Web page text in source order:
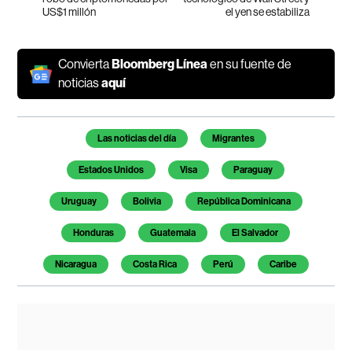
US$1 millón
el yen se estabiliza
Convierta Bloomberg Líneaen su fuente de
noticiasaquí
Temas de este artículo
Las noticias del día Migrantes
Estados Unidos Visa Paraguay
Uruguay Bolivia República Dominicana
Honduras Guatemala El Salvador
Nicaragua Costa Rica Perú Caribe